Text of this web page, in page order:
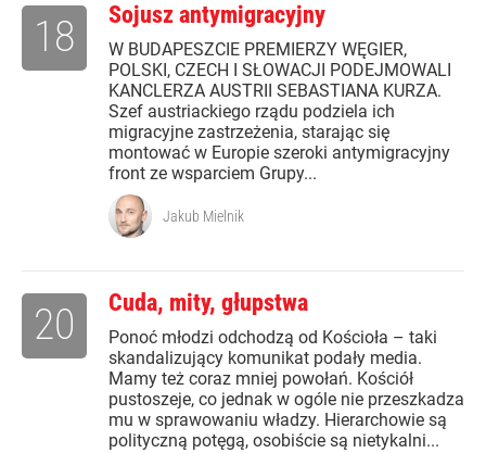
Sojusz antymigracyjny
W BUDAPESZCIE PREMIERZY WĘGIER,
POLSKI, CZECH I SŁOWACJI PODEJMOWALI
KANCLERZA AUSTRII SEBASTIANA KURZA.
Szef austriackiego rządu podziela ich
migracyjne zastrzeżenia, starając się
montować w Europie szeroki antymigracyjny
front ze wsparciem Grupy...
18
Jakub Mielnik
Cuda, mity, głupstwa
Ponoć młodzi odchodzą od Kościoła – taki
skandalizujący komunikat podały media.
Mamy też coraz mniej powołań. Kościół
pustoszeje, co jednak w ogóle nie przeszkadza
mu w sprawowaniu władzy. Hierarchowie są
polityczną potęgą, osobiście są nietykalni...
20